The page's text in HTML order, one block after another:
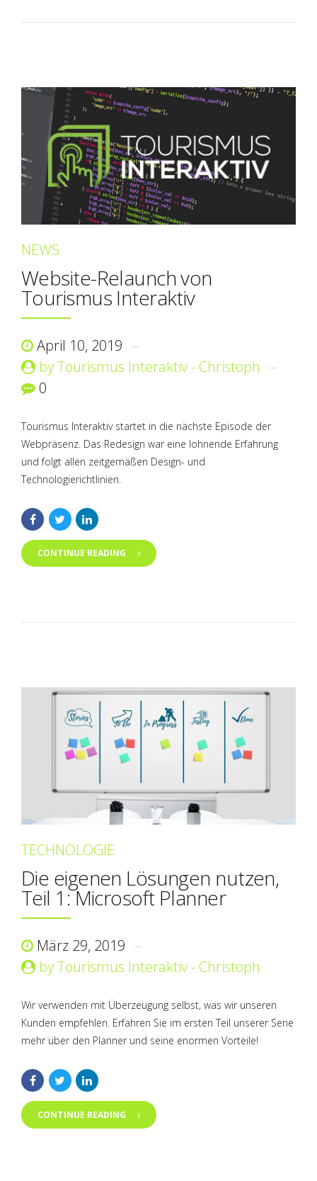
NEWS
Website-Relaunch von
Tourismus Interaktiv
April 10, 2019
by Tourismus Interaktiv - Christoph
0
Tourismus Interaktiv startet in die nächste Episode der
Webpräsenz. Das Redesign war eine lohnende Erfahrung
und folgt allen zeitgemäßen Design- und
Technologierichtlinien.
CONTINUE READING
TECHNOLOGIE
Die eigenen Lösungen nutzen,
Teil 1: Microsoft Planner
März 29, 2019
by Tourismus Interaktiv - Christoph
Wir verwenden mit Überzeugung selbst, was wir unseren
Kunden empfehlen. Erfahren Sie im ersten Teil unserer Serie
mehr über den Planner und seine enormen Vorteile!
CONTINUE READING